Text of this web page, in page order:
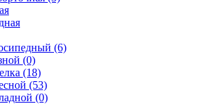
(6)
(0)
(18)
(53)
(0)